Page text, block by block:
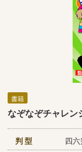
書籍
なぞなぞチャレン
判 型
四六